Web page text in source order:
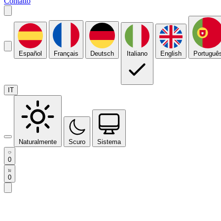
Español Français Deutsch Italiano English
IT
Naturalmente Scuro Sistema
0
0